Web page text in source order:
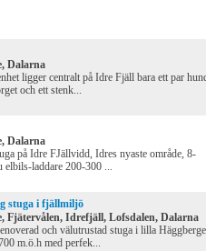
Dalarna
ligger centralt på Idre Fjäll bara ett par
och ett stenk...
Dalarna
på Idre FJällvidd, Idres nyaste område, 8-
elbils-laddare 200-300 ...
stuga i fjällmiljö
Fjätervålen, Idrefjäll, Lofsdalen, Dalarna
och välutrustad stuga i lilla
m.ö.h med perfek...